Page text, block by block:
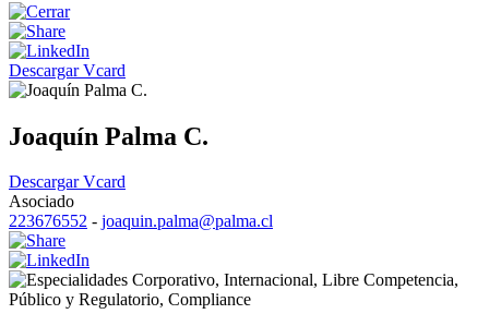
Descargar Vcard
Joaquín Palma C.
Descargar Vcard
Asociado
223676552 - joaquin.palma@palma.cl
Corporativo, Internacional, Libre Competencia,
Público y Regulatorio, Compliance